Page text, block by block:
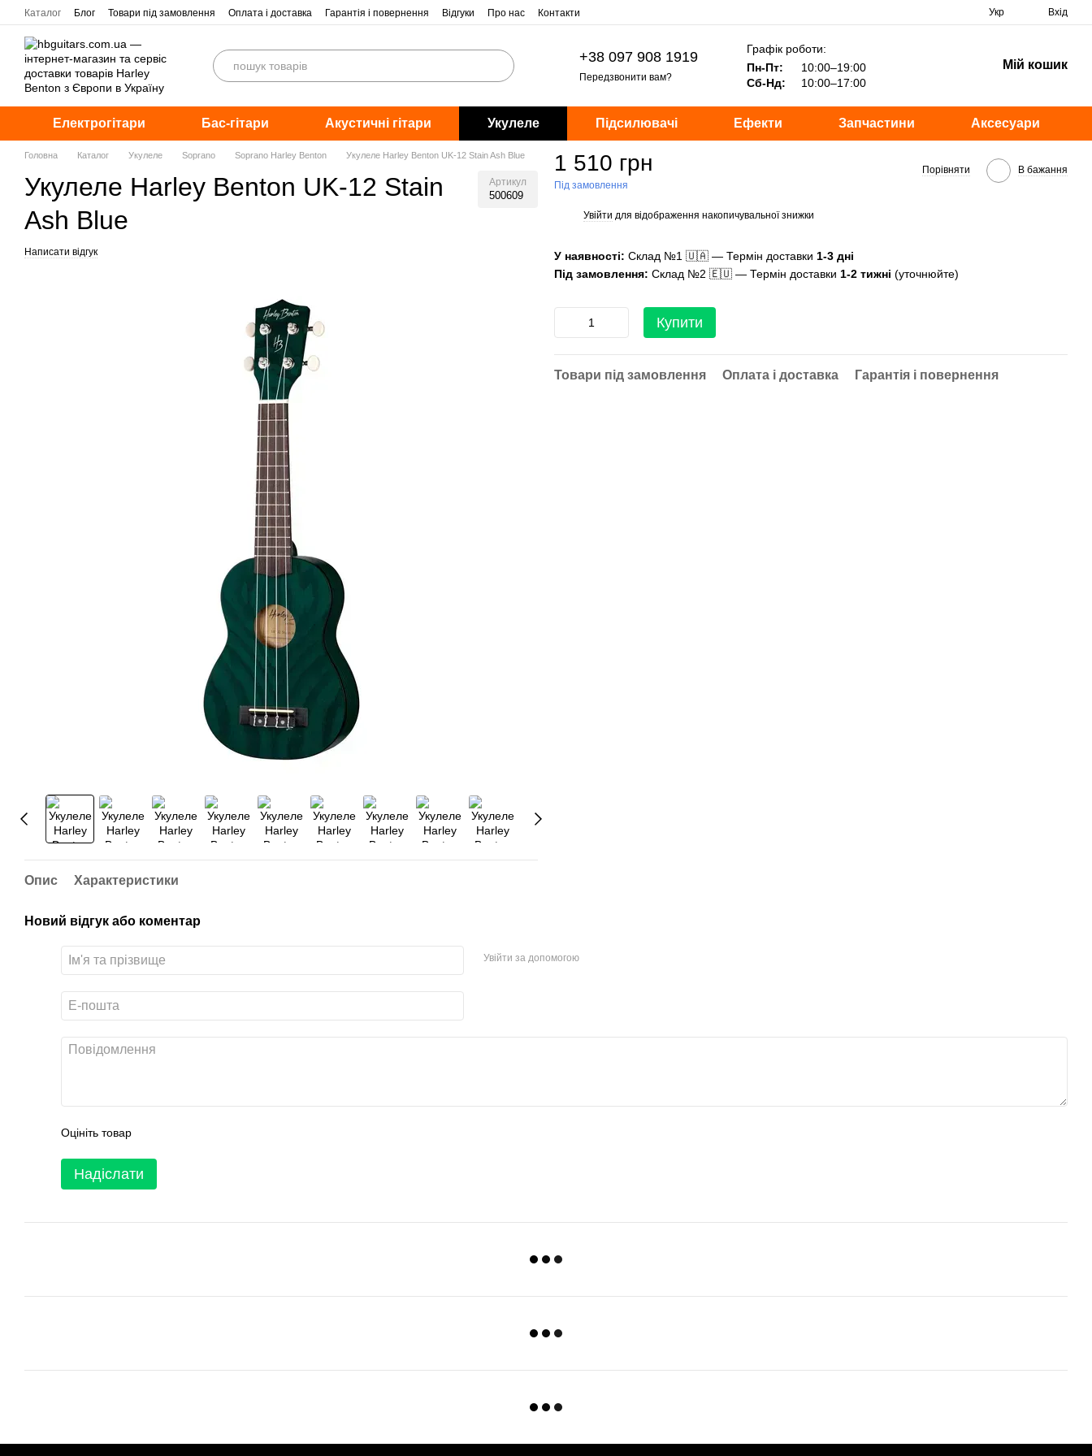
Перейти до основного контенту
Каталог Блог Товари під замовлення Оплата і доставка Гарантія і повернення Відгуки Про нас Контакти Укр Вхід
+38 097 908 1919
Передзвонити вам?
Графік роботи:
Пн-Пт:
10:00–19:00
Сб-Нд:
10:00–17:00
Мій кошик
Електрогітари Бас-гітари Акустичні гітари Укулеле Підсилювачі Ефекти Запчастини Аксесуари
Головна Каталог Укулеле Soprano Soprano Harley Benton Укулеле Harley Benton UK-12 Stain Ash Blue
Укулеле Harley Benton UK-12 Stain
Ash Blue
Артикул
500609
Написати відгук
Опис Характеристики
1 510 грн
Під замовлення
Порівняти В бажання
Увійти для відображення накопичувальної знижки
У наявності: Склад №1 🇺🇦 — Термін доставки 1-3 дні
Під замовлення: Склад №2 🇪🇺 — Термін доставки 1-2 тижні (уточнюйте)
Купити
Товари під замовлення Оплата і доставка Гарантія і повернення
Новий відгук або коментар
Увійти за допомогою
Оцініть товар
Надіслати